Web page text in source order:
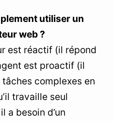
utiliser un
web ?
est réactif (il répond
est proactif (il
complexes en
travaille seul
a besoin d’un